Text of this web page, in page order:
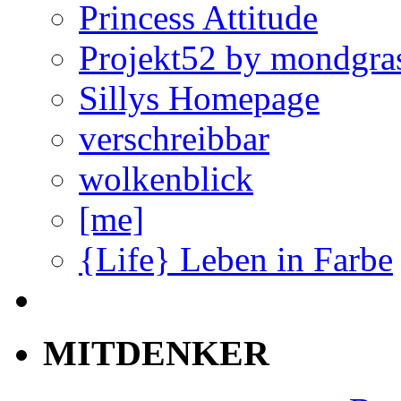
Princess Attitude
Projekt52 by
Sillys Homepage
verschreibbar
wolkenblick
[me]
{Life} Leben in Farbe
MITDENKER